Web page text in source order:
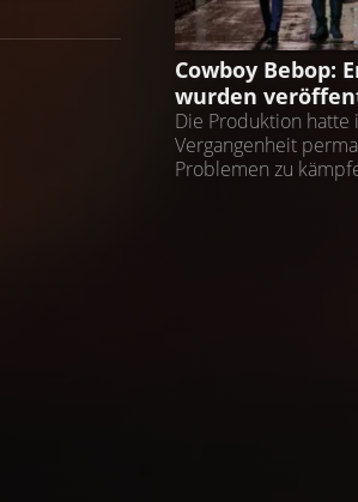
NEWS
Cowboy Bebop:
wurden
Die Produktion hatte
Vergangenheit
Problemen zu